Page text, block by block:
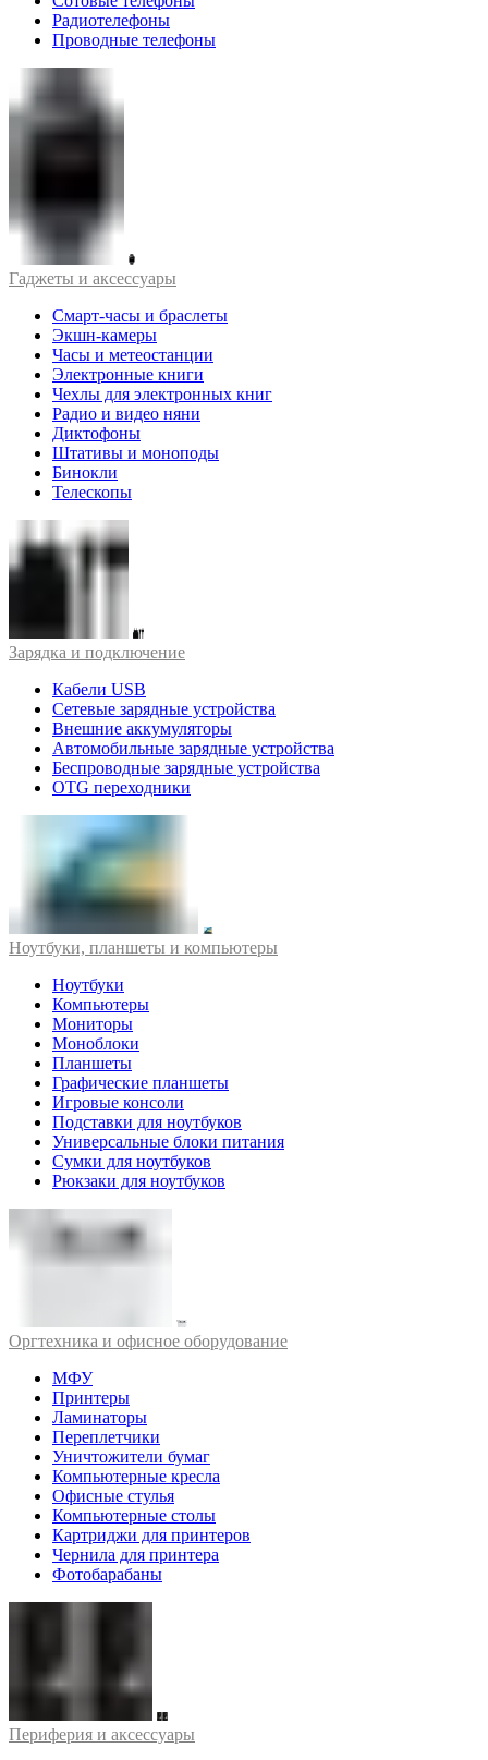
Радиотелефоны
Проводные телефоны
Гаджеты и аксессуары
Смарт-часы и браслеты
Экшн-камеры
Часы и метеостанции
Электронные книги
Чехлы для электронных книг
Радио и видео няни
Диктофоны
Штативы и моноподы
Бинокли
Телескопы
Зарядка и подключение
Кабели USB
Сетевые зарядные устройства
Внешние аккумуляторы
Автомобильные зарядные устройства
Беспроводные зарядные устройства
OTG переходники
Ноутбуки, планшеты и компьютеры
Ноутбуки
Компьютеры
Мониторы
Моноблоки
Планшеты
Графические планшеты
Игровые консоли
Подставки для ноутбуков
Универсальные блоки питания
Сумки для ноутбуков
Рюкзаки для ноутбуков
Оргтехника и офисное оборудование
МФУ
Принтеры
Ламинаторы
Переплетчики
Уничтожители бумаг
Компьютерные кресла
Офисные стулья
Компьютерные столы
Картриджи для принтеров
Чернила для принтера
Фотобарабаны
Периферия и аксессуары